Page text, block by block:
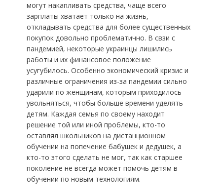
могут накапливать средства, чаще всего
зарплаты хватает только на жизнь,
откладывать средства для более существенных
покупок довольно проблематично. В свзи с
пандемией, некоторые украинцы лишились
работы и их финансовое положение
усугубилось. Особенно экономический кризис и
различные ограничения из-за пандемии сильно
ударили по женщинам, которым приходилось
увольняться, чтобы больше времени уделять
детям. Каждая семья по своему находит
решение той или иной проблемы, кто-то
оставлял школьников на дистанционном
обучении на попечение бабушек и дедушек, а
кто-то этого сделать не мог, так как старшее
поколение не всегда может помочь детям в
обучении по новым технологиям.